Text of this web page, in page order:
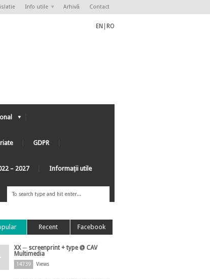
Info utile Arhivă Contact
EN RO
GDPR
– 2027 Informaţii utile
Recent Facebook
XX ─ screenprint + type @ CAV
Multimedia
14739 Views